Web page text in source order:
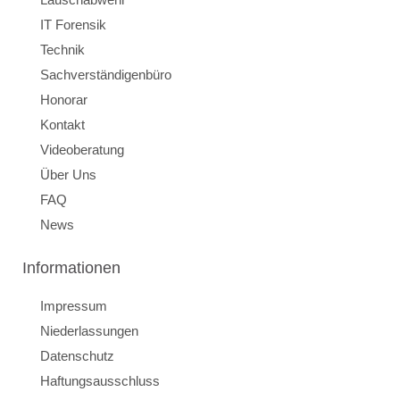
IT Forensik
Technik
Sachverständigenbüro
Honorar
Kontakt
Videoberatung
Über Uns
FAQ
News
Informationen
Impressum
Niederlassungen
Datenschutz
Haftungsausschluss